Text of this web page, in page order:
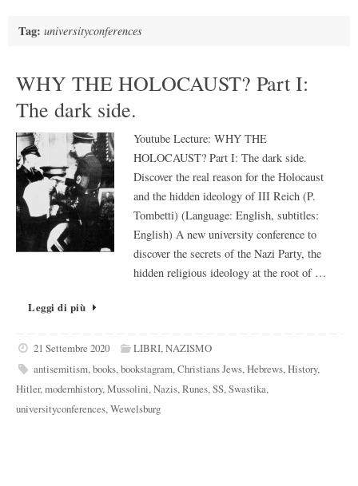
Tag: universityconferences
WHY THE HOLOCAUST? Part I:
The dark side.
Youtube Lecture: WHY THE
HOLOCAUST? Part I: The dark side.
Discover the real reason for the Holocaust
and the hidden ideology of III Reich (P.
Tombetti) (Language: English, subtitles:
English) A new university conference to
discover the secrets of the Nazi Party, the
hidden religious ideology at the root of …
Leggi di più
21 Settembre 2020 LIBRI,NAZISMO
antisemitism,books,bookstagram,Christians Jews,Hebrews,History,
Hitler,modernhistory,Mussolini,Nazis,Runes,SS,Swastika,
universityconferences,Wewelsburg